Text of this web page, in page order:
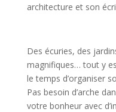
architecture et son
Des écuries, des
magnifiques… tout y
le temps d’organiser
Pas besoin d’arche
votre bonheur avec